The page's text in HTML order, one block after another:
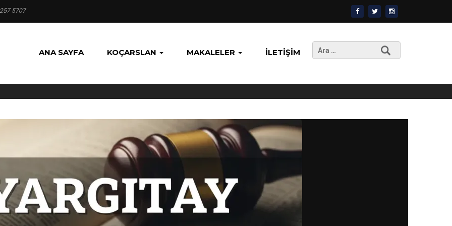
5707
ANA SAYFA KOÇARSLAN MAKALELER İLETIŞIM
Arama: